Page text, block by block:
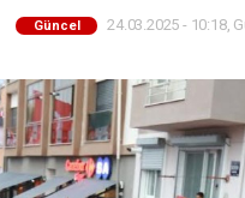
Güncel 24.03.2025 - 10:18,